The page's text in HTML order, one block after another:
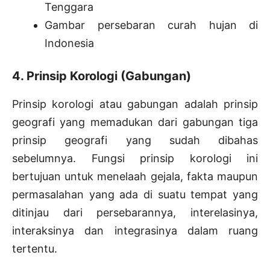
Tenggara
Gambar persebaran curah hujan di
Indonesia
4. Prinsip Korologi (Gabungan)
Prinsip korologi atau gabungan adalah prinsip
geografi yang memadukan dari gabungan tiga
prinsip geografi yang sudah dibahas
sebelumnya. Fungsi prinsip korologi ini
bertujuan untuk menelaah gejala, fakta maupun
permasalahan yang ada di suatu tempat yang
ditinjau dari persebarannya, interelasinya,
interaksinya dan integrasinya dalam ruang
tertentu.